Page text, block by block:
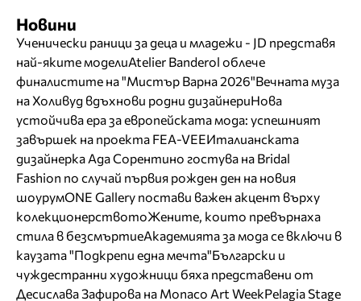
Новини
Ученически раници за деца и младежи - JD представя
най-яките моделиAtelier Banderol облече
финалистите на "Мистър Варна 2026"Вечната муза
на Холивуд вдъхнови родни дизайнериНова
устойчива ера за европейската мода: успешният
завършек на проекта FEA-VEEИталианската
дизайнерка Ада Сорентино гостува на Bridal
Fashion по случай първия рожден ден на новия
шоурумONE Gallery постави важен акцент върху
колекционерствотоЖените, които превърнаха
стила в безсмъртиеАкадемията за мода се включи в
каузата "Подкрепи една мечта"Български и
чуждестранни художници бяха представени от
Десислава Зафирова на Monaco Art WeekPelagia Stage